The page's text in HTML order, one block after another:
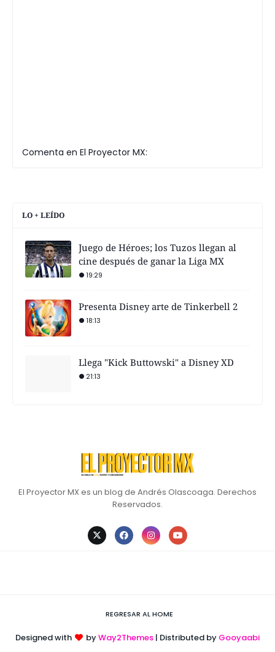
Comenta en El Proyector MX:
LO + LEÍDO
Juego de Héroes; los Tuzos llegan al
cine después de ganar la Liga MX
19:29
Presenta Disney arte de Tinkerbell 2
18:13
Llega "Kick Buttowski" a Disney XD
21:13
El Proyector MX es un blog de Andrés Olascoaga. Derechos
Reservados.
REGRESAR AL HOME
Designed with byWay2Themes | Distributed by Gooyaabi